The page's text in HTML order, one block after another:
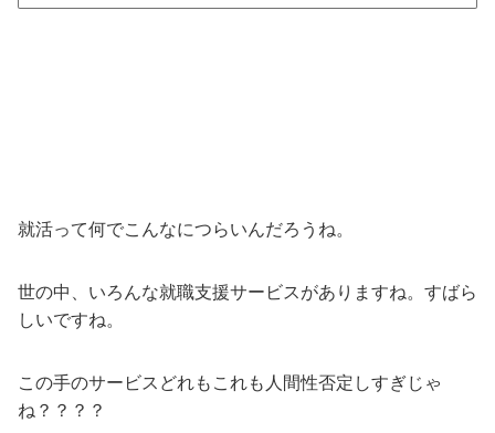
就活って何でこんなにつらいんだろうね。
世の中、いろんな就職支援サービスがありますね。すばら
しいですね。
この手のサービスどれもこれも人間性否定しすぎじゃ
ね？？？？